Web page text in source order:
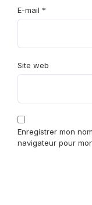
E-mail *
Site web
Enregistrer mon
navigateur pour